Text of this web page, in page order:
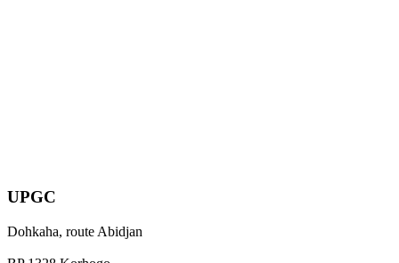
UPGC
Dohkaha, route Abidjan